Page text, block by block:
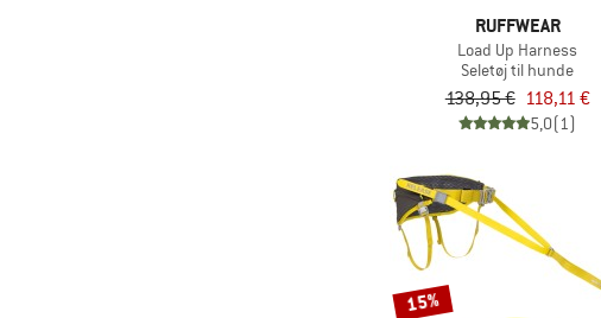
RUFFWEAR
Load Up Harness
Seletøj til hunde
138,95 € 118,11 €
5,0(1)
15%